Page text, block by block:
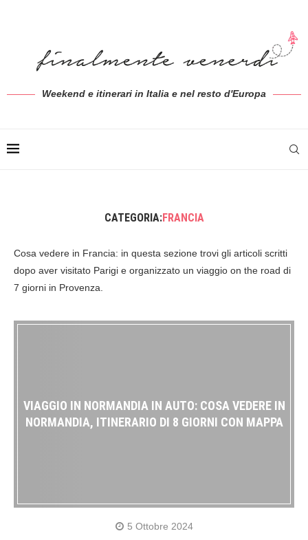
Weekend e itinerari in Italia e nel resto d'Europa
CATEGORIA:FRANCIA
Cosa vedere in Francia: in questa sezione trovi gli articoli scritti
dopo aver visitato Parigi e organizzato un viaggio on the road di
7 giorni in Provenza.
VIAGGIO IN NORMANDIA IN AUTO: COSA VEDERE IN
NORMANDIA, ITINERARIO DI 8 GIORNI CON MAPPA
5 Ottobre 2024